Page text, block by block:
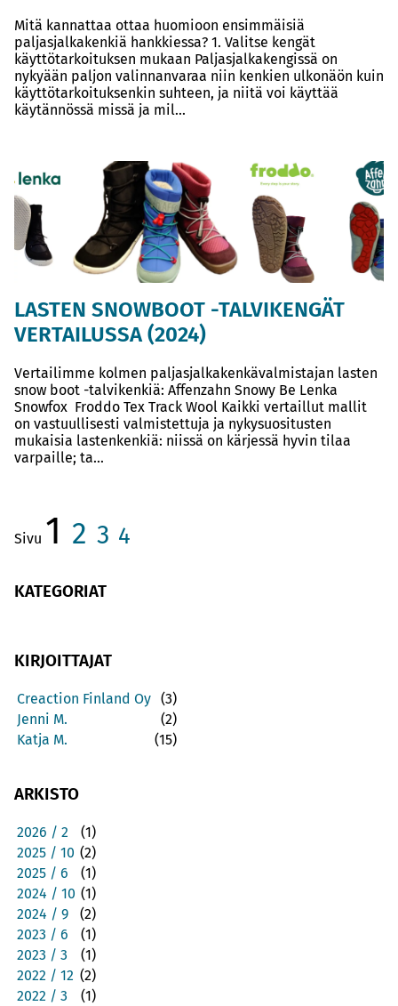
Mitä kannattaa ottaa huomioon ensimmäisiä
paljasjalkakenkiä hankkiessa? 1. Valitse kengät
käyttötarkoituksen mukaan Paljasjalkakengissä on
nykyään paljon valinnanvaraa niin kenkien ulkonäön kuin
käyttötarkoituksenkin suhteen, ja niitä voi käyttää
käytännössä missä ja mil...
LASTEN SNOWBOOT -TALVIKENGÄT
VERTAILUSSA (2024)
Vertailimme kolmen paljasjalkakenkävalmistajan lasten
snow boot -talvikenkiä: Affenzahn Snowy Be Lenka
Snowfox Froddo Tex Track Wool Kaikki vertaillut mallit
on vastuullisesti valmistettuja ja nykysuositusten
mukaisia lastenkenkiä: niissä on kärjessä hyvin tilaa
varpaille; ta...
Sivu 1 2 3 4
KATEGORIAT
KIRJOITTAJAT
Creaction Finland Oy (3)
Jenni M.
(2)
Katja M.
(15)
ARKISTO
2026 / 2
(1)
2025 / 10 (2)
2025 / 6
(1)
2024 / 10 (1)
2024 / 9
(2)
2023 / 6
(1)
2023 / 3
(1)
2022 / 12 (2)
2022 / 3
(1)